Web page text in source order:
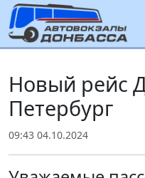
Новый рейс
Петербург
09:43 04.10.2024